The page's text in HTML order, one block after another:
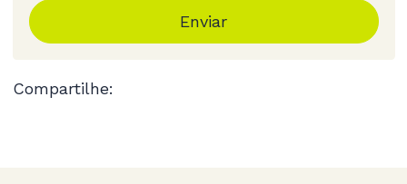
Enviar
Compartilhe: